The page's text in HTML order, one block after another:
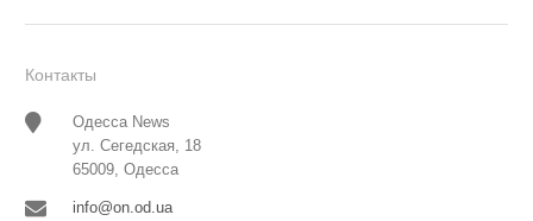
Контакты
Одесса News
ул. Сегедская, 18
65009, Одесса
info@on.od.ua